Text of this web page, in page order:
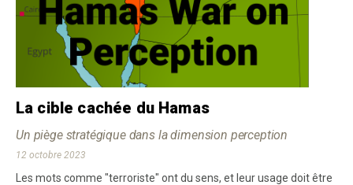
La cible cachée du Hamas
Un piège stratégique dans la dimension perception
12 octobre 2023
Les mots comme "terroriste" ont du sens, et leur usage doit être